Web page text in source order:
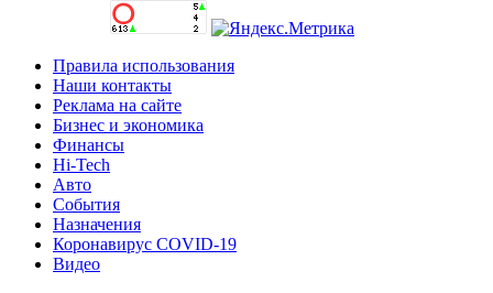
Правила использования
Наши контакты
Реклама на сайте
Бизнес и экономика
Финансы
Hi-Tech
Авто
События
Назначения
Коронавирус COVID-19
Видео